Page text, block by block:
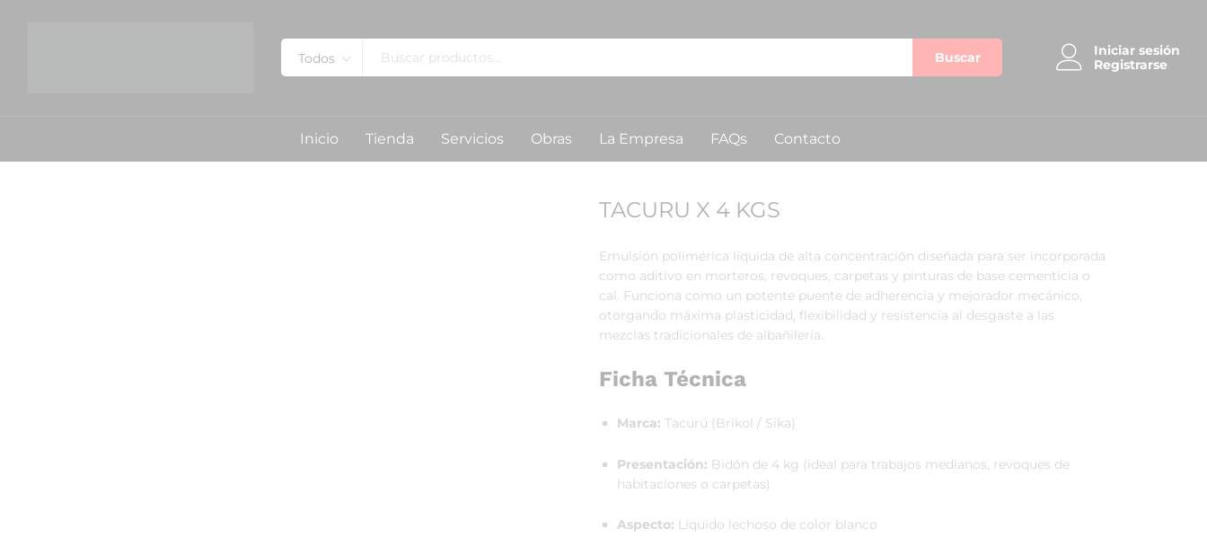
Todos Buscar
Iniciar sesión
Registrarse
Inicio Tienda Servicios Obras La Empresa FAQs Contacto
TACURU X 4 KGS
Emulsión polimérica líquida de alta concentración diseñada para ser incorporada
como aditivo en morteros, revoques, carpetas y pinturas de base cementicia o
cal. Funciona como un potente puente de adherencia y mejorador mecánico,
otorgando máxima plasticidad, flexibilidad y resistencia al desgaste a las
mezclas tradicionales de albañilería.
Ficha Técnica
Marca: Tacurú (Brikol / Sika)
Presentación: Bidón de 4 kg (ideal para trabajos medianos, revoques de
habitaciones o carpetas)
Aspecto: Líquido lechoso de color blanco